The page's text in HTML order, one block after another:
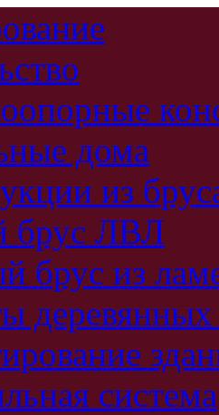
дома
из
брус ЛВЛ
брус из
система